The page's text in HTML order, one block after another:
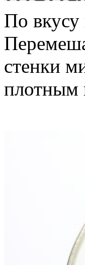
По вкусу
стенки
плотным